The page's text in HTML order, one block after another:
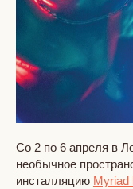
Со 2 по 6 апреля в
необычное
инсталляцию Myriad